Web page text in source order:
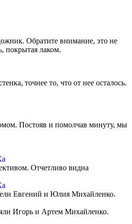
Обратите внимание, это не
покрытая лаком.
точнее то, что от нее осталось.
Постояв и помолчав минуту, мы
Отчетливо видна
Евгений и Юлия Михайленко.
Игорь и Артем Михайленко.